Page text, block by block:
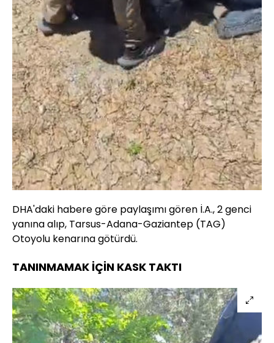
DHA'daki habere göre paylaşımı gören İ.A., 2 genci
yanına alıp, Tarsus-Adana-Gaziantep (TAG)
Otoyolu kenarına götürdü.
TANINMAMAK İÇİN KASK TAKTI